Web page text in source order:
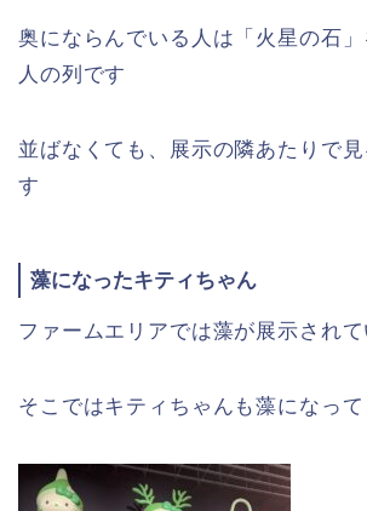
奥にならんでいる人は「火星の石
人の列です
並ばなくても、展示の隣あたりで見
す
藻になったキティちゃん
ファームエリアでは藻が展示され
そこではキティちゃんも藻になって